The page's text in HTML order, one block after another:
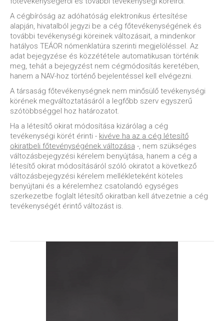
A cégbíróság az adóhatóság elektronikus értesítése
alapján, hivatalból jegyzi be a cég főtevékenységének és
további tevékenységi köreinek változásait, a mindenkor
hatályos TEÁOR nómenklatúra szerinti megjelöléssel. Az
adat bejegyzése és közzététele automatikusan történik
meg, tehát a bejegyzést nem cégmódosítás keretében,
hanem a NAV-hoz történő bejelentéssel kell elvégezni.
A társaság főtevékenységnek nem minősülő tevékenységi
körének megváltoztatásáról a legfőbb szerv egyszerű
szótöbbséggel hoz határozatot.
Ha a létesítő okirat módosítása kizárólag a cég
tevékenységi körét érinti - kivéve ha az a cég létesítő
okiratbeli főtevénységének változása -, nem szükséges
változásbejegyzési kérelem benyújtása, hanem a cég a
létesítő okirat módosításáról szóló okiratot a következő
változásbejegyzési kérelem mellékleteként köteles
benyújtani és a kérelemhez csatolandó egységes
szerkezetbe foglalt létesítő okiratban kell átvezetnie a cég
tevékenységét érintő változást is.